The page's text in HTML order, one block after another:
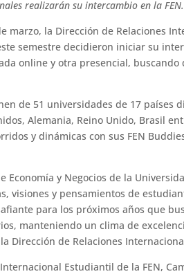
realizarán su intercambio en la FEN.
marzo, la Dirección de Relaciones
semestre decidieron iniciar su
online y otra presencial,
de 51 universidades de 17 países
Alemania, Reino Unido, Brasil
y dinámicas con sus FEN
Economía y Negocios de la
visiones y pensamientos de
para los próximos años que
manteniendo un clima de
Dirección de Relaciones
Estudiantil de la FEN,